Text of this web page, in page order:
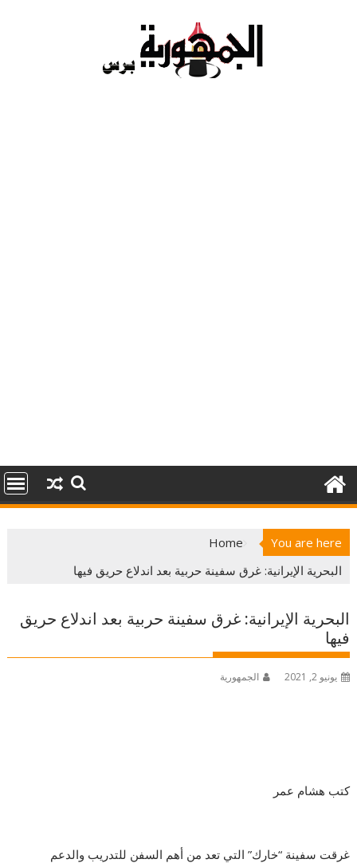
You are here
Home
البحرية الإيرانية: غرق سفينة حربية بعد اندلاع حريق فيها
البحرية الإيرانية: غرق سفينة حربية بعد اندلاع حريق
فيها
يونيو 2, 2021 الجمهورية
كتب هشام عمر
غرقت سفينة “خارك” التي تعد من أهم السفن للتدريب والدعم